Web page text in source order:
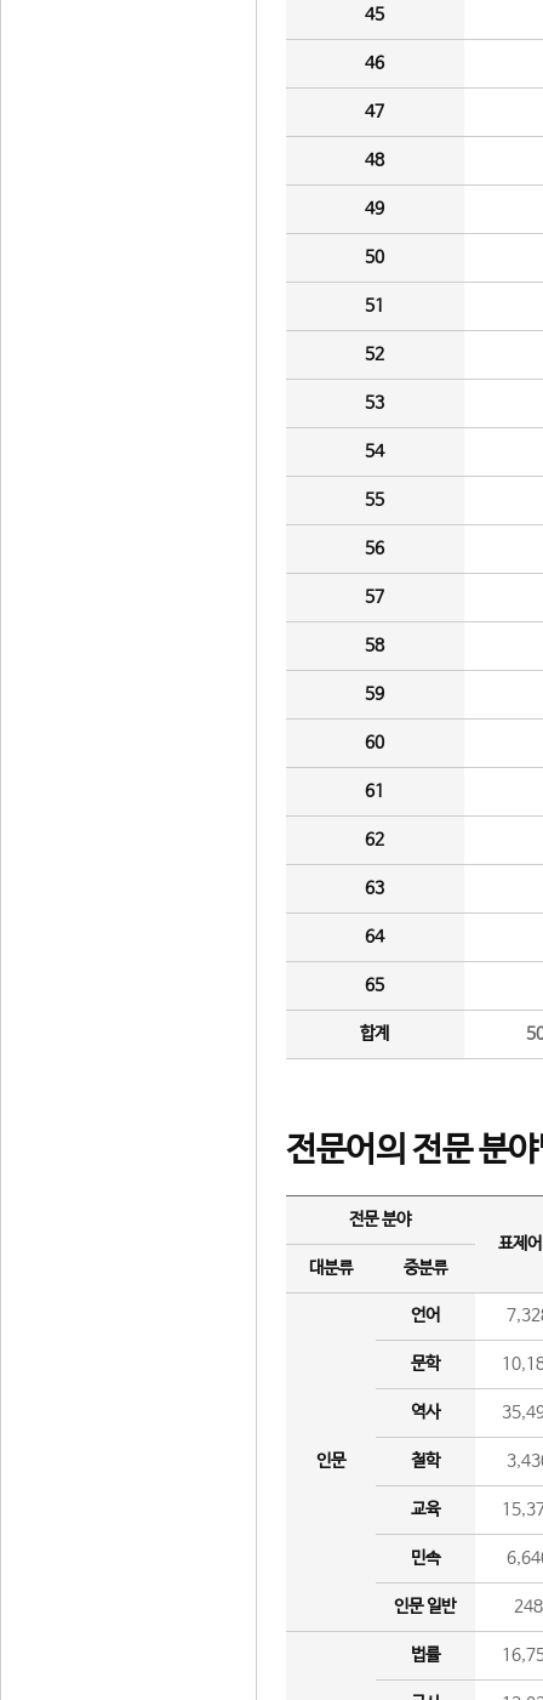
45
46
47
48
49
50
51
52
53
54
55
56
57
58
59
60
61
62
63
64
65
합계
전문어의 전문 분
전문 분야
표제
대분류
중분류
인문
언어
문학
역사
철학
교육
민속
인문 일반 248
법률